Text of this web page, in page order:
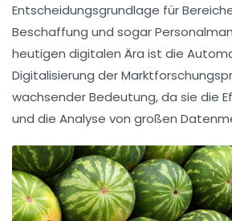
Entscheidungsgrundlage für
Beschaffung und sogar
heutigen digitalen Ära ist die
Digitalisierung der
wachsender Bedeutung, da sie die
und die Analyse von großen